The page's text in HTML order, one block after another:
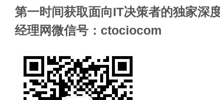
第一时间获取面向IT决策者的独家深
经理网微信号：ctociocom